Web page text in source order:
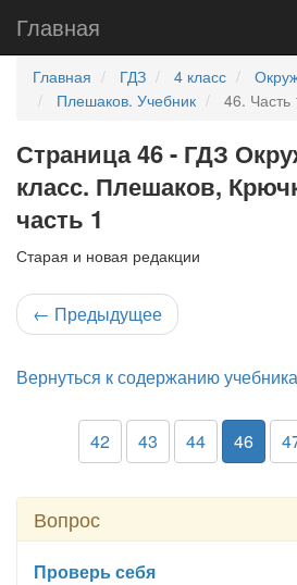
Главная
Главная ГДЗ 4 класс
Плешаков. Учебник
46. Часть
Страница 46 - ГДЗ
класс. Плешаков,
часть 1
Старая и новая редакции
← Предыдущее
Вернуться к содержанию учебника
42 43 44 46
Вопрос
Проверь себя